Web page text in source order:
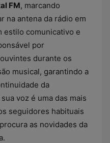
FM, marcando
na antena da rádio em
estilo comunicativo e
por
durante os
musical, garantindo a
da
voz é uma das mais
seguidores habituais
as novidades da